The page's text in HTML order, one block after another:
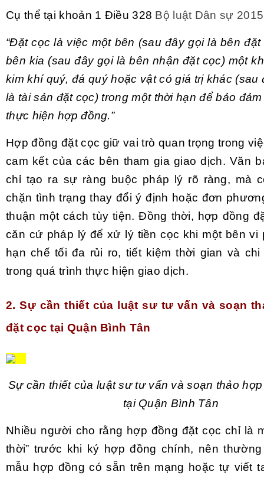
Cụ thể tại khoản 1 Điều 328 Bộ luật Dân sự 2015
“Đặt cọc là việc một bên (sau đây gọi là bên
bên kia (sau đây gọi là bên nhận đặt cọc) một
kim khí quý, đá quý hoặc vật có giá trị khác (sau
là tài sản đặt cọc) trong một thời hạn để bảo
thực hiện hợp đồng.”
Hợp đồng đặt cọc giữ vai trò quan trọng trong
cam kết của các bên tham gia giao dịch. Văn
chỉ tạo ra sự ràng buộc pháp lý rõ ràng, mà
chặn tình trạng thay đổi ý định hoặc đơn
thuận một cách tùy tiện. Đồng thời, hợp đồng
căn cứ pháp lý để xử lý tiền cọc khi một bên vi
hạn chế tối đa rủi ro, tiết kiệm thời gian và
trong quá trình thực hiện giao dịch.
2. Sự cần thiết của luật sư tư vấn và soạn
đặt cọc tại Quận Bình Tân
Sự cần thiết của luật sư tư vấn và soạn thảo
tại Quận Bình Tân
Nhiều người cho rằng hợp đồng đặt cọc chỉ là
thời” trước khi ký hợp đồng chính, nên
mẫu hợp đồng có sẵn trên mạng hoặc tự viết